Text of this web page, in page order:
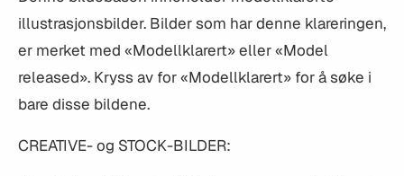
illustrasjonsbilder. Bilder som har denne klareringen,
er merket med «Modellklarert» eller «Model
released». Kryss av for «Modellklarert» for å søke i
bare disse bildene.
CREATIVE- og STOCK-BILDER: